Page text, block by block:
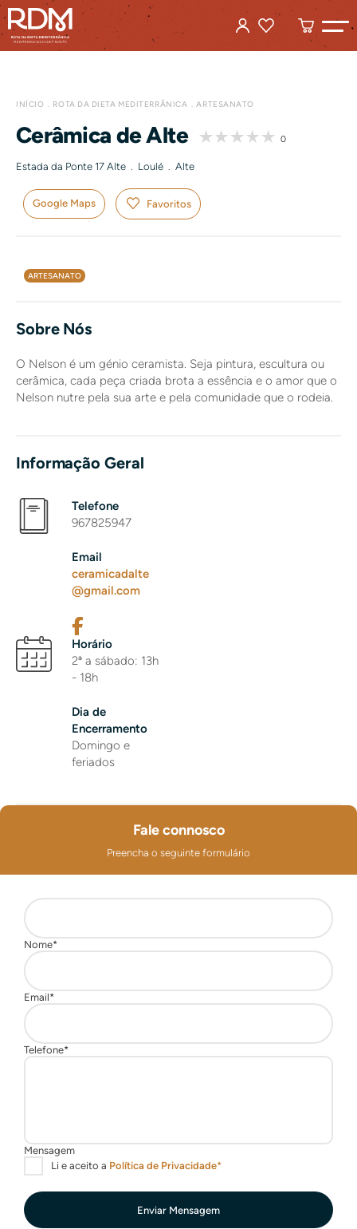
INÍCIO ROTA DA DIETA MEDITERRÂNICA ARTESANATO
Cerâmica de Alte 0
Estada da Ponte 17 Alte . Loulé . Alte
Google Maps Favoritos
ARTESANATO
Sobre Nós
O Nelson é um génio ceramista. Seja pintura, escultura ou
cerâmica, cada peça criada brota a essência e o amor que o
Nelson nutre pela sua arte e pela comunidade que o rodeia.
Informação Geral
Telefone
967825947
Email
ceramicadalte
@gmail.com
Horário
2ª a sábado: 13h
- 18h
Dia de
Encerramento
Domingo e
feriados
Fale connosco
Preencha o seguinte formulário
Enviar Mensagem